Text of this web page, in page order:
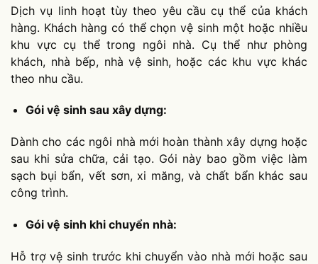
Dịch vụ linh hoạt tùy theo yêu cầu cụ thể của khách
hàng. Khách hàng có thể chọn vệ sinh một hoặc nhiều
khu vực cụ thể trong ngôi nhà. Cụ thể như phòng
khách, nhà bếp, nhà vệ sinh, hoặc các khu vực khác
theo nhu cầu.
Gói vệ sinh sau xây dựng:
Dành cho các ngôi nhà mới hoàn thành xây dựng hoặc
sau khi sửa chữa, cải tạo. Gói này bao gồm việc làm
sạch bụi bẩn, vết sơn, xi măng, và chất bẩn khác sau
công trình.
Gói vệ sinh khi chuyển nhà:
Hỗ trợ vệ sinh trước khi chuyển vào nhà mới hoặc sau